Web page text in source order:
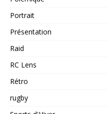
Portrait
Présentation
Raid
RC Lens
Rétro
rugby